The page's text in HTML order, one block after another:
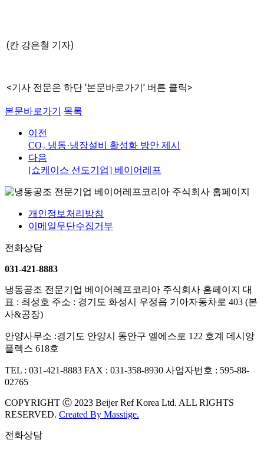
(칸 강은철 기자)
<기사 전문은 하단 '본문바로가기' 버튼 클릭>
본문바로가기 목록
이전
CO₂ 냉동·냉장설비 활성화 방안 제시
다음
[쇼케이스 선도기업] 베이어레프
개인정보처리방침
이메일무단수집거부
전화상담
031-421-8883
냉동공조 전문기업 베이어레프코리아 주식회사 홈페이지 대
표 : 최성호 주소 : 경기도 화성시 우정읍 기아자동차로 403 (본
사&공장)
안양사무소 :경기도 안양시 동안구 엘에스로 122 호계 데시앙
플렉스 618호
TEL : 031-421-8883 FAX : 031-358-8930 사업자번호 : 595-88-
02765
COPYRIGHT Ⓒ 2023 Beijer Ref Korea Ltd. ALL RIGHTS
RESERVED. Created By Masstige.
전화상담